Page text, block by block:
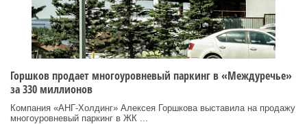
Горшков продает многоуровневый паркинг в «Междуречье»
за 330 миллионов
Компания «АНГ-Холдинг» Алексея Горшкова выставила на продажу
многоуровневый паркинг в ЖК ...